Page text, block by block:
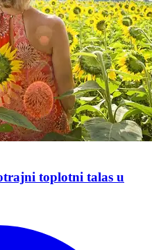
toplotni talas u